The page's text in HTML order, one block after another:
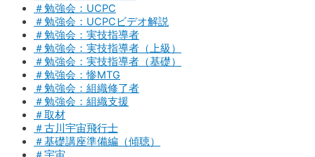
＃勉強会：UCPC
＃勉強会：UCPCビデオ解説
＃勉強会：実技指導者
＃勉強会：実技指導者（上級）
＃勉強会：実技指導者（基礎）
＃勉強会：惨MTG
＃勉強会：組織修了者
＃勉強会：組織支援
＃取材
＃古川宇宙飛行士
＃基礎講座準備編（傾聴）